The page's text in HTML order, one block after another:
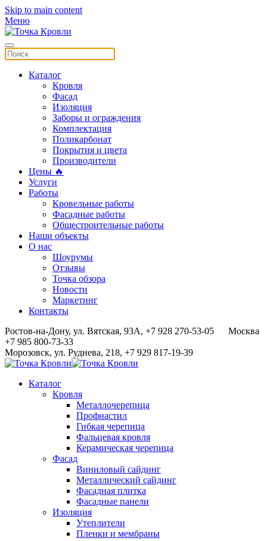
Skip to main content
Меню
Каталог
Кровля
Фасад
Изоляция
Заборы и ограждения
Комплектация
Поликарбонат
Покрытия и цвета
Производители
Цены 🔥
Услуги
Работы
Кровельные работы
Фасадные работы
Общестроительные работы
Наши объекты
О нас
Шоурумы
Отзывы
Точка обзора
Новости
Маркетинг
Контакты
Ростов-на-Дону, ул. Вятская, 93А, +7 928 270-53-05 Москва
+7 985 800-73-33
Морозовск, ул. Руднева, 218, +7 929 817-19-39
Каталог
Кровля
Металлочерепица
Профнастил
Гибкая черепица
Фальцевая кровля
Керамическая черепица
Фасад
Виниловый сайдинг
Металлический сайдинг
Фасадная плитка
Фасадные панели
Изоляция
Утеплители
Пленки и мембраны